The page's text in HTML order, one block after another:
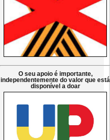
O seu apoio é importante,
independentemente do valor que está
disponível a doar